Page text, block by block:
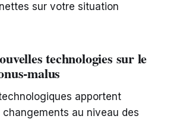
sur votre situation
technologies sur le
malus
apportent
au niveau des